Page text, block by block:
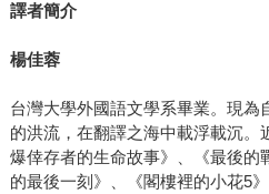
譯者簡介
楊佳蓉
台灣大學外國語文學系畢業。現為
的洪流，在翻譯之海中載浮載沉。
爆倖存者的生命故事》、《最後的
的最後一刻》、《閣樓裡的小花5